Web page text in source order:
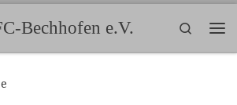
Bechhofen e.V.
Search